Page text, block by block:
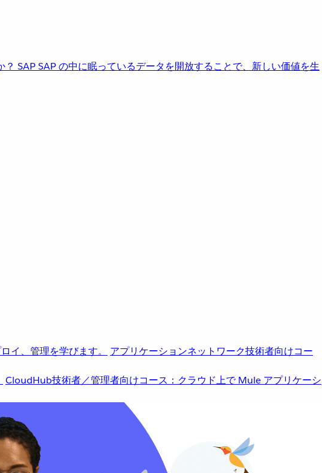
？ SAPSAP の中に眠っているデータを開放することで、新しい価値を生
イ、管理を学びます。 アプリケーションネットワーク技術者向けコー
CloudHub技術者／管理者向けコース：クラウド上で Mule アプリケーシ